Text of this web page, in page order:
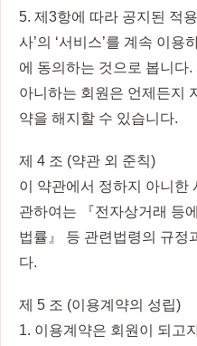
5. 제3항에 따라 공지된 적
사’의 ‘서비스’를 계속 이
에 동의하는 것으로 봅니다.
아니하는 회원은 언제든지
약을 해지할 수 있습니다.
제 4 조 (약관 외 준칙)
이 약관에서 정하지 아니한
관하여는 『전자상거래 등
법률』 등 관련법령의 규정
다.
제 5 조 (이용계약의 성립)
1. 이용계약은 회원이 되고